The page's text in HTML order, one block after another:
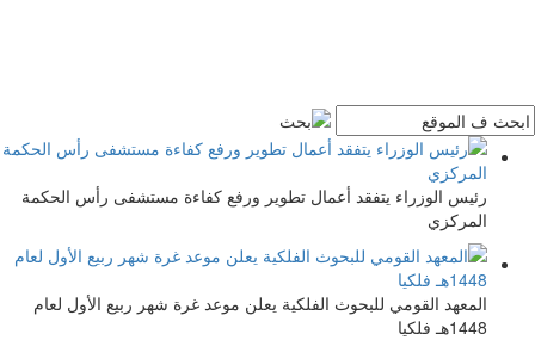
رئيس الوزراء يتفقد أعمال تطوير ورفع كفاءة مستشفى رأس الحكمة
المركزي
المعهد القومي للبحوث الفلكية يعلن موعد غرة شهر ربيع الأول لعام
1448هـ فلكيا